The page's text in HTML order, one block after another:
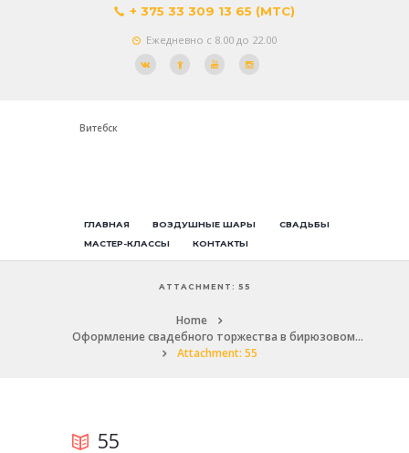
+ 375 33 309 13 65 (МТС)
Ежедневно с 8.00 до 22.00
Витебск
ГЛАВНАЯ ВОЗДУШНЫЕ ШАРЫ
СВАДЬБЫ
МАСТЕР-КЛАССЫ
КОНТАКТЫ
ATTACHMENT: 55
Home
Оформление свадебного торжества в бирюзовом...
Attachment: 55
55